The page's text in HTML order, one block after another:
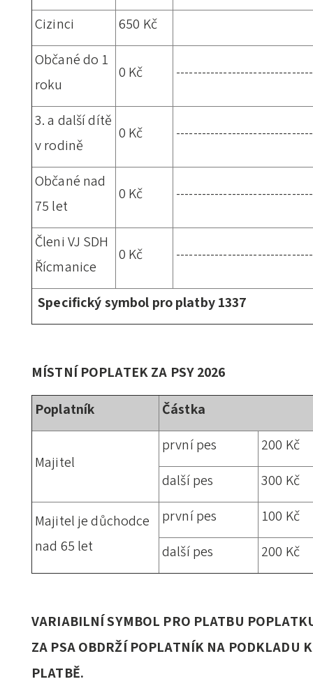
Cizinci
650 Kč
Občané do 1
roku
0 Kč
3. a další dítě
v rodině
0 Kč
Občané nad
75 let
0 Kč
Členi VJ SDH
Řícmanice
0 Kč
Specifický symbol pro platby 1337
MÍSTNÍ POPLATEK ZA PSY 2026
Poplatník
Částka
Majitel
první pes
200 Kč
další pes
300 Kč
Majitel je důchodce
nad 65 let
první pes
100 Kč
další pes
200 Kč
VARIABILNÍ SYMBOL PRO PLATBU
ZA PSA OBDRŽÍ POPLATNÍK NA PODKLADU K
PLATBĚ.